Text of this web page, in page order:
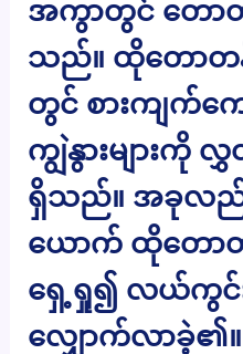
အကွာတွင် တော
သည်။ ထိုတောတ
တွင် စားကျက်ကေ
ကျွဲနွားများကို
ရှိသည်။ အခုလည်
ယောက် ထိုတော
ရှေ့ရှု၍ လယ်ကွင်း
လျှောက်လာခဲ့၏။